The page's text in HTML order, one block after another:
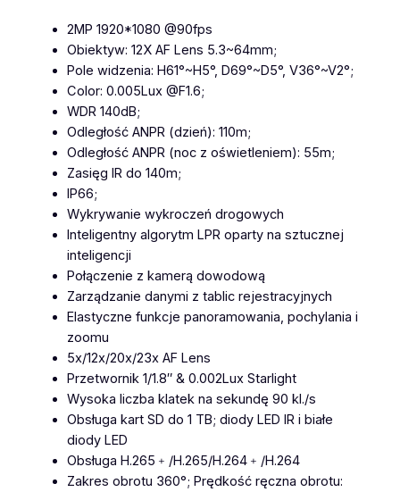
2MP 1920*1080 @90fps
Obiektyw: 12X AF Lens 5.3~64mm;
Pole widzenia: H61°~H5°, D69°~D5°, V36°~V2°;
Color: 0.005Lux @F1.6;
WDR 140dB;
Odległość ANPR (dzień): 110m;
Odległość ANPR (noc z oświetleniem): 55m;
Zasięg IR do 140m;
IP66;
Wykrywanie wykroczeń drogowych
Inteligentny algorytm LPR oparty na sztucznej
inteligencji
Połączenie z kamerą dowodową
Zarządzanie danymi z tablic rejestracyjnych
Elastyczne funkcje panoramowania, pochylania i
zoomu
5x/12x/20x/23x AF Lens
Przetwornik 1/1.8″ & 0.002Lux Starlight
Wysoka liczba klatek na sekundę 90 kl./s
Obsługa kart SD do 1 TB; diody LED IR i białe
diody LED
Obsługa H.265﹢/H.265/H.264﹢/H.264
Zakres obrotu 360°; Prędkość ręczna obrotu: